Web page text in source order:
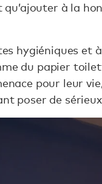
à la
hygiéniques
du papier
pour leur
poser de